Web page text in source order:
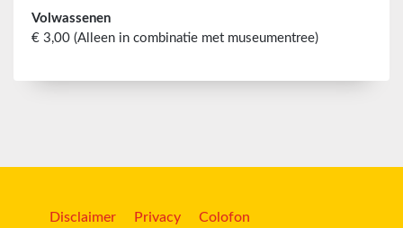
Volwassenen
€ 3,00 (Alleen in combinatie met museumentree)
Disclaimer Privacy Colofon